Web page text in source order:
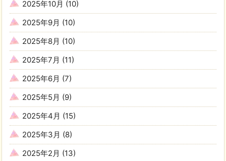
2025年10月 (10)
2025年9月 (10)
2025年8月 (10)
2025年7月 (11)
2025年6月 (7)
2025年5月 (9)
2025年4月 (15)
2025年3月 (8)
2025年2月 (13)